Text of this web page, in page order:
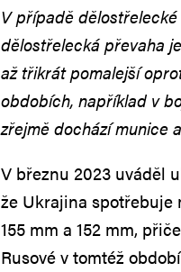
V případě
dělostřelecká převaha
až třikrát pomalejší
obdobích, například v
zřejmě dochází munice
V březnu 2023 uváděl
že Ukrajina spotřebuje
155 mm a 152 mm,
Rusové v tomtéž